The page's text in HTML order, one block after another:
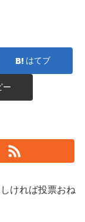
はてブ
ー
ければ投票おね